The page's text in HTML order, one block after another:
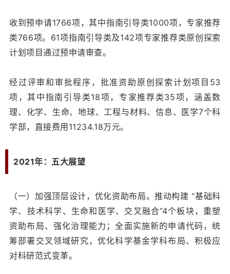
收到预申请1766项，其中指南引导类1000项，专家推荐
类766项。61项指南引导类及142项专家推荐类原创探索
计划项目通过预申请审查。
经过评审和审批程序，批准资助原创探索计划项目53
项，其中指南引导类18项，专家推荐类35项，涵盖数
理、化学、生命、地球、工程与材料、信息、医学7个科
学部，直接费用11234.18万元。
2021年：五大展望
（一）加强顶层设计，优化资助布局。推动构建 “基础科
学、技术科学、生命和医学、交叉融合”4个板块，重塑
资助布局、强化治理能力；全面实施新的申请代码，统
筹部署交叉领域研究，优化科学基金学科布局、积极应
对科研范式变革。